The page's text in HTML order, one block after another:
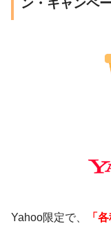
ン・キャンペ
Yahoo限定で、 「